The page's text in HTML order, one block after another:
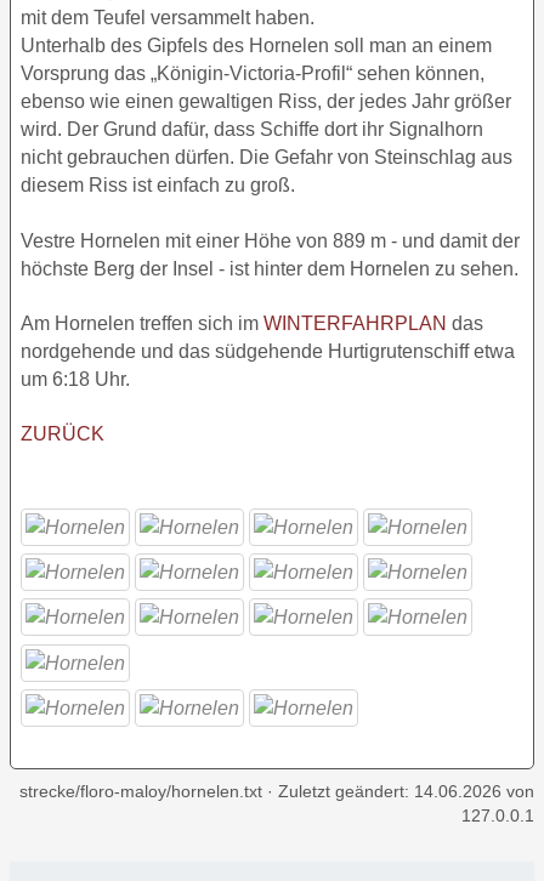
mit dem Teufel versammelt haben.
Unterhalb des Gipfels des Hornelen soll man an einem
Vorsprung das „Königin-Victoria-Profil“ sehen können,
ebenso wie einen gewaltigen Riss, der jedes Jahr größer
wird. Der Grund dafür, dass Schiffe dort ihr Signalhorn
nicht gebrauchen dürfen. Die Gefahr von Steinschlag aus
diesem Riss ist einfach zu groß.
Vestre Hornelen mit einer Höhe von 889 m - und damit der
höchste Berg der Insel - ist hinter dem Hornelen zu sehen.
Am Hornelen treffen sich im WINTERFAHRPLAN das
nordgehende und das südgehende Hurtigrutenschiff etwa
um 6:18 Uhr.
ZURÜCK
strecke/floro-maloy/hornelen.txt · Zuletzt geändert: 14.06.2026 von
127.0.0.1